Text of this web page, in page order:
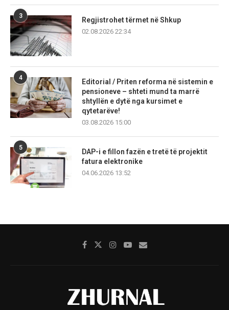
3
Regjistrohet tërmet në Shkup
02.08.2026 22:34
4
Editorial / Priten reforma në sistemin e
pensioneve – shteti mund ta marrë
shtyllën e dytë nga kursimet e
qytetarëve!
03.08.2026 15:00
5
DAP-i e fillon fazën e tretë të projektit
fatura elektronike
04.06.2026 13:52